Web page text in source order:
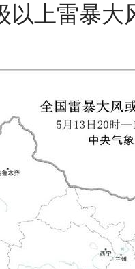
以上雷暴大